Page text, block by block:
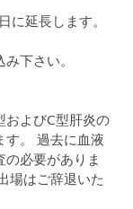
延長します。
下さい。
およびC型肝炎の
す。 過去に血液
必要がありま
場はご辞退いた